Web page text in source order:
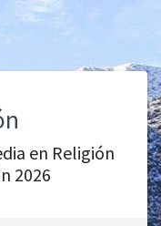
en Religión
2026